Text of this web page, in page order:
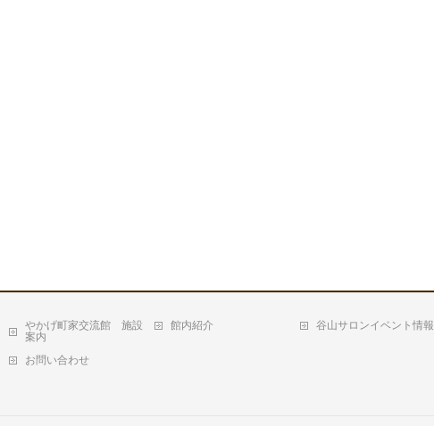
やかげ町家交流館 施設
案内
館内紹介 谷山サロンイベント情報
お問い合わせ